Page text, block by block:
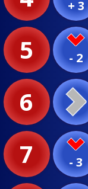
+ 3
5 - 2
6
7 - 3